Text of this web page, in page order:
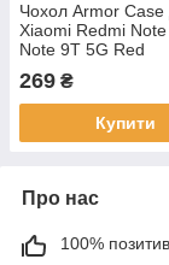
Чохол Armor Case
Xiaomi Redmi
Note 9T 5G Red
269 ₴
Купити
Про нас
100%